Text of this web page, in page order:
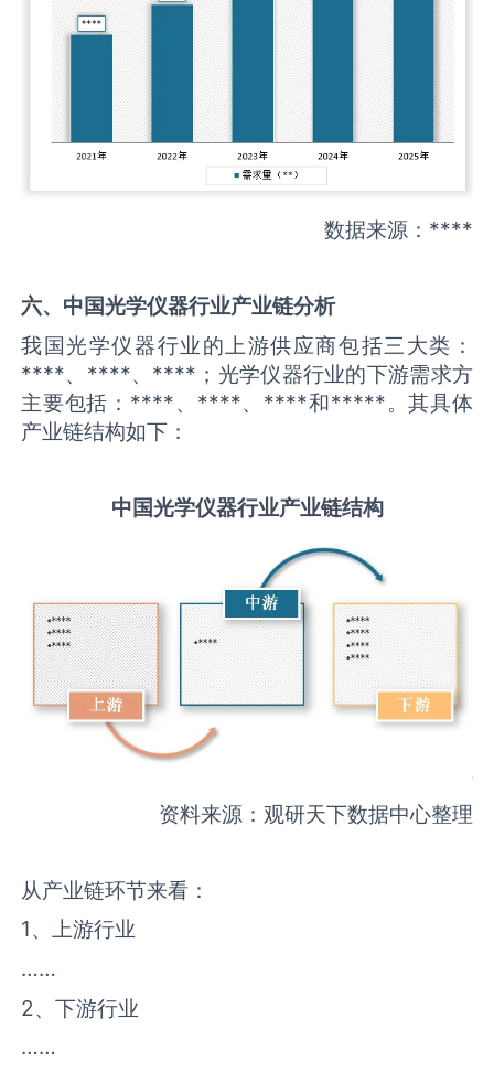
数据来源：****
六、中国光学仪器行业产业链分析
我国光学仪器行业的上游供应商包括三大类：
****、****、****；光学仪器行业的下游需求方
主要包括：****、****、****和*****。其具体
产业链结构如下：
中国光学仪器行业产业链结构
资料来源：观研天下数据中心整理
从产业链环节来看：
1、上游行业
……
2、下游行业
……